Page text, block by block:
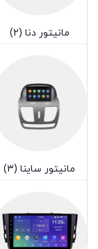
مانیتور دنا (2)
مانیتور ساینا (3)